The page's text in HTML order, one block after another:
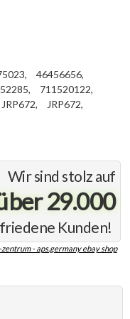
Wir sind stolz auf
29.000
Kunden!
- aps.germany ebay shop
46456656,
52285,
711520122,
JRP672,
JRP672,